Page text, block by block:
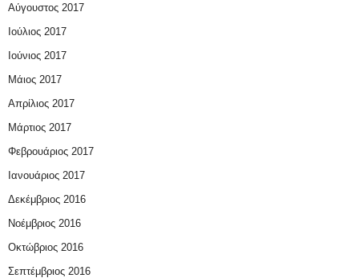
Αύγουστος 2017
Ιούλιος 2017
Ιούνιος 2017
Μάιος 2017
Απρίλιος 2017
Μάρτιος 2017
Φεβρουάριος 2017
Ιανουάριος 2017
Δεκέμβριος 2016
Νοέμβριος 2016
Οκτώβριος 2016
Σεπτέμβριος 2016